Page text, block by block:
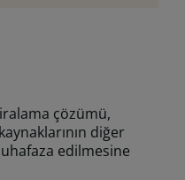
çözümü,
diğer
edilmesine